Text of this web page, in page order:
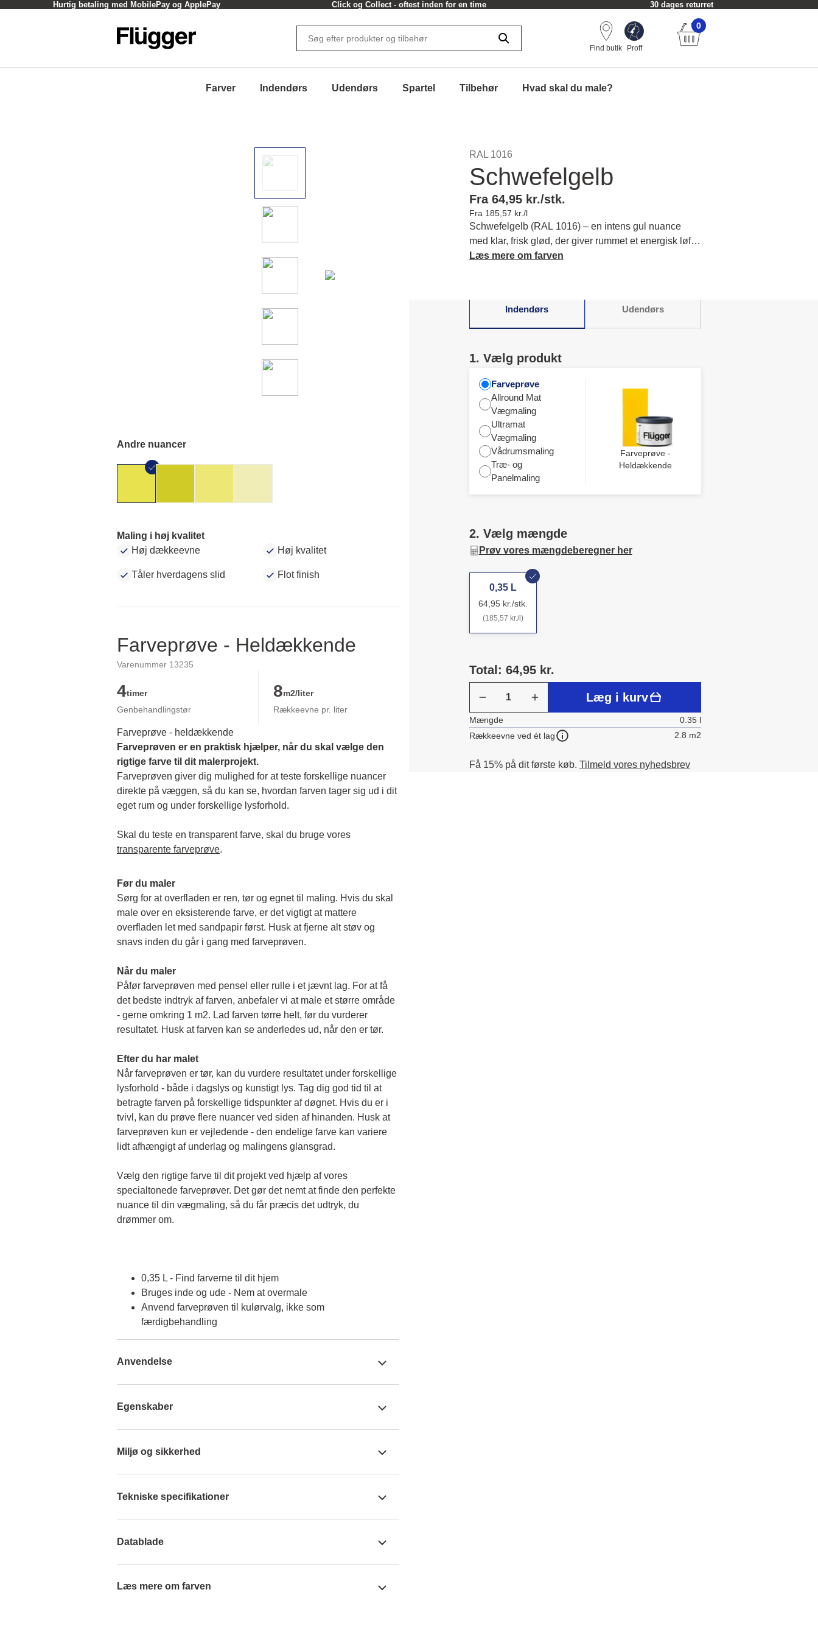
Hurtig betaling med MobilePay og ApplePay Click og Collect - oftest inden for en time 30 dages returret
Find butik Proff
0
Farver Indendørs Udendørs Spartel Tilbehør Hvad skal du male?
Andre nuancer
Maling i høj kvalitet
Høj dækkeevne
Høj kvalitet
Tåler hverdagens slid Flot finish
Farveprøve - Heldækkende
Varenummer 13235
4timer
Genbehandlingstør
8m2/liter
Rækkeevne pr. liter
Farveprøve - heldækkende
Farveprøven er en praktisk hjælper, når du skal vælge den
rigtige farve til dit malerprojekt.
Farveprøven giver dig mulighed for at teste forskellige nuancer
direkte på væggen, så du kan se, hvordan farven tager sig ud i dit
eget rum og under forskellige lysforhold.
transparente farveprøve.
Før du maler
Sørg for at overfladen er ren, tør og egnet til maling. Hvis du skal
male over en eksisterende farve, er det vigtigt at mattere
overfladen let med sandpapir først. Husk at fjerne alt støv og
snavs inden du går i gang med farveprøven.
Når du maler
Påfør farveprøven med pensel eller rulle i et jævnt lag. For at få
det bedste indtryk af farven, anbefaler vi at male et større område
- gerne omkring 1 m2. Lad farven tørre helt, før du vurderer
resultatet. Husk at farven kan se anderledes ud, når den er tør.
Efter du har malet
Når farveprøven er tør, kan du vurdere resultatet under forskellige
lysforhold - både i dagslys og kunstigt lys. Tag dig god tid til at
betragte farven på forskellige tidspunkter af døgnet. Hvis du er i
tvivl, kan du prøve flere nuancer ved siden af hinanden. Husk at
farveprøven kun er vejledende - den endelige farve kan variere
lidt afhængigt af underlag og malingens glansgrad.
Vælg den rigtige farve til dit projekt ved hjælp af vores
specialtonede farveprøver. Det gør det nemt at finde den perfekte
nuance til din vægmaling, så du får præcis det udtryk, du
drømmer om.
0,35 L - Find farverne til dit hjem
Bruges inde og ude - Nem at overmale
Anvend farveprøven til kulørvalg, ikke som
færdigbehandling
Anvendelse
Egenskaber
Miljø og sikkerhed
Tekniske specifikationer
Datablade
Læs mere om farven
RAL 1016
Schwefelgelb
Fra 64,95 kr./stk.
Fra 185,57 kr./l
Schwefelgelb (RAL 1016) – en intens gul nuance
med klar, frisk glød, der giver rummet et energisk løft.
Du kan skabe en solrig og indbydende stemning med
Læs mere om farven
Indendørs Udendørs
1. Vælg produkt
Farveprøve
Allround Mat
Vægmaling
Ultramat
Vægmaling
Vådrumsmaling
Træ- og
Panelmaling
Farveprøve -
Heldækkende
2. Vælg mængde
Prøv vores mængdeberegner her
0,35 L
64,95 kr./stk.
(185,57 kr./l)
Total: 64,95 kr.
Læg i kurv
Mængde
0.35 l
Rækkeevne ved ét lag
2.8 m2
Få 15% på dit første køb. Tilmeld vores nyhedsbrev